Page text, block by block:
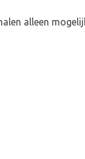
alleen